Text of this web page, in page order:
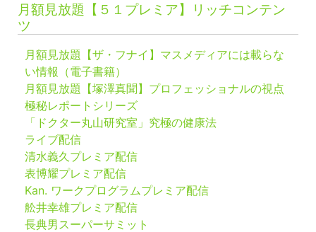
月額見放題【５１プレミア】リッチコンテン
ツ
月額見放題【ザ・フナイ】マスメディアには載らな
い情報（電子書籍）
月額見放題【塚澤真聞】プロフェッショナルの視点
極秘レポートシリーズ
「ドクター丸山研究室」究極の健康法
ライブ配信
清水義久プレミア配信
表博耀プレミア配信
Kan. ワークプログラムプレミア配信
舩井幸雄プレミア配信
長典男スーパーサミット